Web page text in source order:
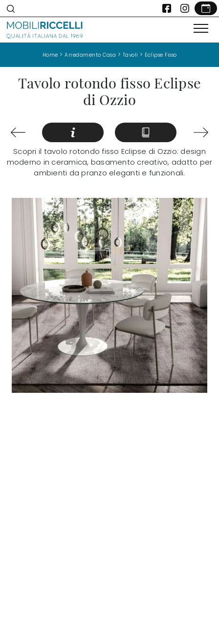
Home > Arredamento Casa > Tavoli > Eclipse Fisso
Tavolo rotondo fisso Eclipse
di Ozzio
Scopri il tavolo rotondo fisso Eclipse di Ozzio: design
moderno in ceramica, basamento creativo, adatto per
ambienti da pranzo eleganti e funzionali.